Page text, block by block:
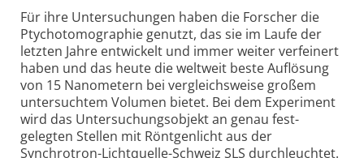
Für ihre Unter­suchungen haben die Forscher die
Ptycho­tomographie genutzt, das sie im Laufe der
letzten Jahre entwickelt und immer weiter verfeinert
haben und das heute die weltweit beste Auflösung
von 15 Nano­metern bei vergleichs­weise großem
unter­suchtem Volumen bietet. Bei dem Experiment
wird das Untersuchungs­objekt an genau fest­
gelegten Stellen mit Röntgen­licht aus der
Synchrotron-Licht­quelle-Schweiz SLS durch­leuchtet.